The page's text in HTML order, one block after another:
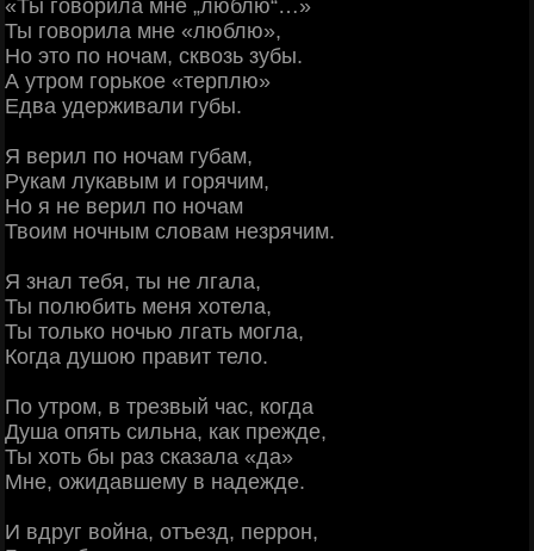
«Ты говорила мне „люблю“…»
Ты говорила мне «люблю»,
Но это по ночам, сквозь зубы.
А утром горькое «терплю»
Едва удерживали губы.
Я верил по ночам губам,
Рукам лукавым и горячим,
Но я не верил по ночам
Твоим ночным словам незрячим.
Я знал тебя, ты не лгала,
Ты полюбить меня хотела,
Ты только ночью лгать могла,
Когда душою правит тело.
По утром, в трезвый час, когда
Душа опять сильна, как прежде,
Ты хоть бы раз сказала «да»
Мне, ожидавшему в надежде.
И вдруг война, отъезд, перрон,